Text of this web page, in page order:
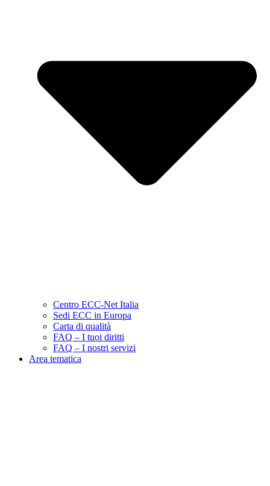
Centro ECC-Net Italia
Sedi ECC in Europa
Carta di qualità
FAQ – I tuoi diritti
FAQ – I nostri servizi
Area tematica